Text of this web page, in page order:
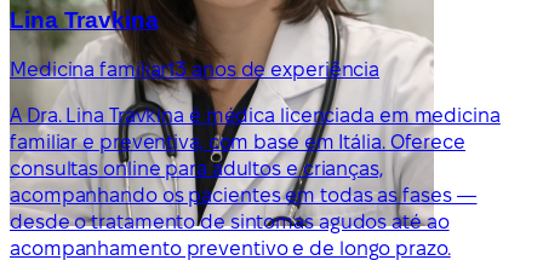
Lina Travkina
Medicina familiar13 anos de experiência
A Dra. Lina Travkina é médica licenciada em medicina
familiar e preventiva, com base em Itália. Oferece
consultas online para adultos e crianças,
acompanhando os pacientes em todas as fases —
desde o tratamento de sintomas agudos até ao
acompanhamento preventivo e de longo prazo.